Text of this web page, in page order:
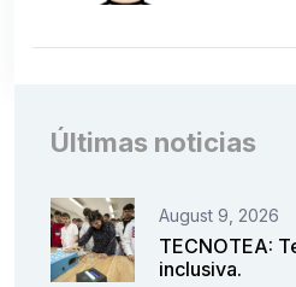
Últimas noticias
August 9, 2026
TECNOTEA:
inclusiva.